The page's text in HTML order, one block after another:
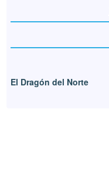
El Dragón del Norte